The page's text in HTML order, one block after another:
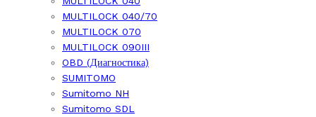
MULTILOCK 040/70
MULTILOCK 070
MULTILOCK 090III
OBD (Диагностика)
SUMITOMO
Sumitomo NH
Sumitomo SDL